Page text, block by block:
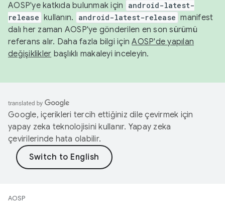
AOSP'ye katkıda bulunmak için
android-latest-
release kullanın. android-latest-release manifest
dalı her zaman AOSP'ye gönderilen en son sürümü
referans alır. Daha fazla bilgi içinAOSP'de yapılan
değişiklikler başlıklı makaleyi inceleyin.
Google, içerikleri tercih ettiğiniz dile çevirmek için
yapay zeka teknolojisini kullanır. Yapay zeka
çevirilerinde hata olabilir.
AOSP